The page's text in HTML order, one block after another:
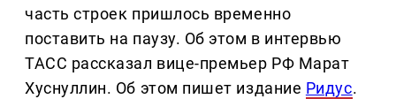
часть строек пришлось временно
поставить на паузу. Об этом в интервью
ТАСС рассказал вице-премьер РФ Марат
Хуснуллин. Об этом пишет издание Ридус.